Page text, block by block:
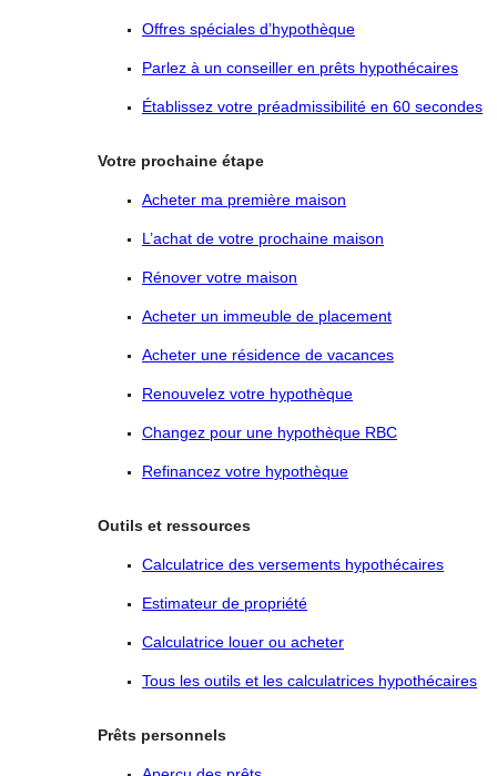
Offres spéciales d’hypothèque
Parlez à un conseiller en prêts hypothécaires
Établissez votre préadmissibilité en 60 secondes
Votre prochaine étape
Acheter ma première maison
L’achat de votre prochaine maison
Rénover votre maison
Acheter un immeuble de placement
Acheter une résidence de vacances
Renouvelez votre hypothèque
Changez pour une hypothèque RBC
Refinancez votre hypothèque
Outils et ressources
Calculatrice des versements hypothécaires
Estimateur de propriété
Calculatrice louer ou acheter
Tous les outils et les calculatrices hypothécaires
Prêts personnels